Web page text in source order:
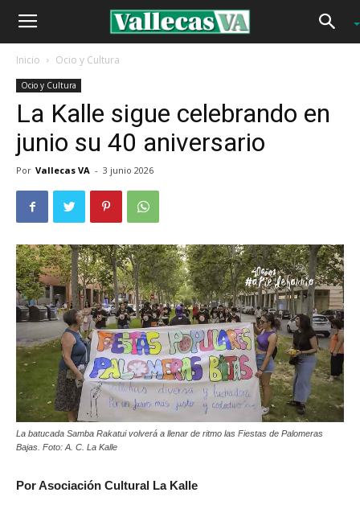
Inicio Ocio y Cultura
Ocio y Cultura
La Kalle sigue celebrando en
junio su 40 aniversario
Por Vallecas VA - 3 junio 2026
La batucada Samba Rakatui volverá a llenar de ritmo las Fiestas de Palomeras
Bajas. Foto: A. C. La Kalle
Por Asociación Cultural La Kalle